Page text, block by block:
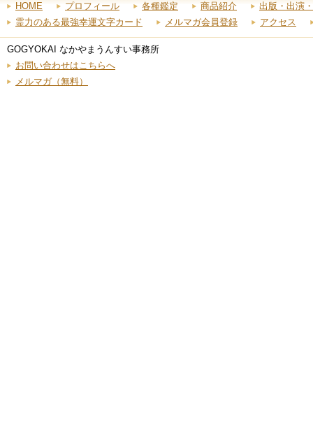
HOME プロフィール 各種鑑定 商品紹介
出版・出演
霊力のある最強幸運文字カード
メルマガ会員登録 アクセス
GOGYOKAI なかやまうんすい事務所
お問い合わせはこちらへ
メルマガ（無料）